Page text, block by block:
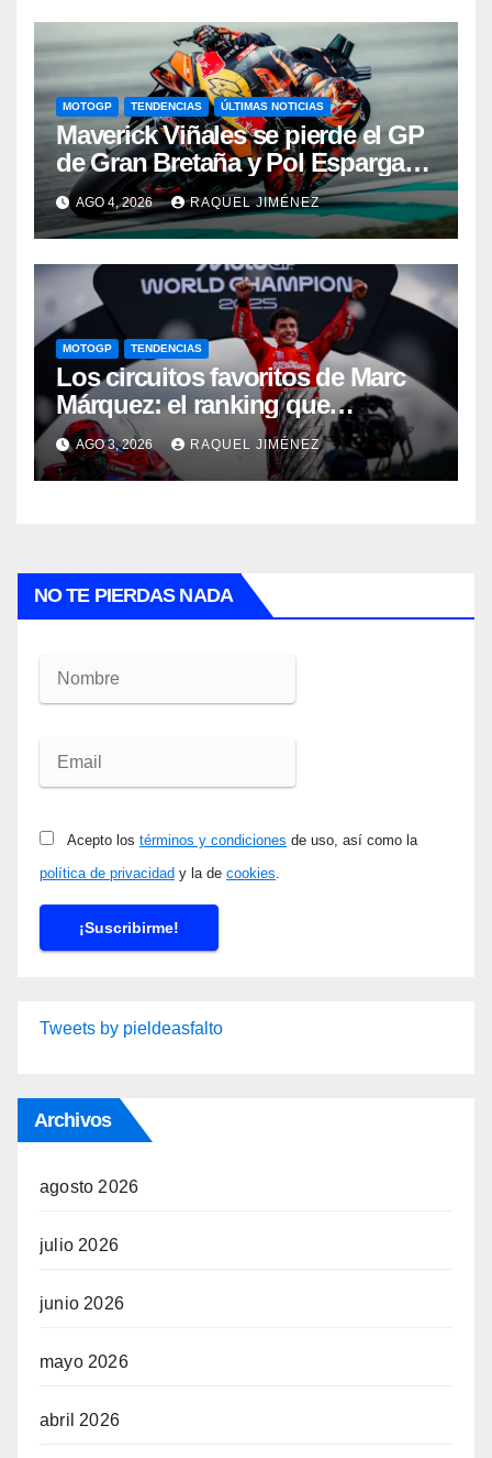
MOTOGP TENDENCIAS ÚLTIMAS NOTICIAS
Maverick Viñales se pierde el GP
de Gran Bretaña y Pol Espargaró
volverá a MotoGP como sustituto
AGO 4, 2026 RAQUEL JIMÉNEZ
MOTOGP TENDENCIAS
Los circuitos favoritos de Marc
Márquez: el ranking que
demuestra dónde ha construido
su leyenda en MotoGP
AGO 3, 2026 RAQUEL JIMÉNEZ
NO TE PIERDAS NADA
Acepto los términos y condiciones de uso, así como la
política de privacidad y la de cookies
Tweets by pieldeasfalto
Archivos
agosto 2026
julio 2026
junio 2026
mayo 2026
abril 2026